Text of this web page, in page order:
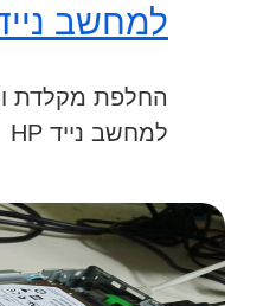
למחשב
החלפת מקלדת
למחשב נייד HP